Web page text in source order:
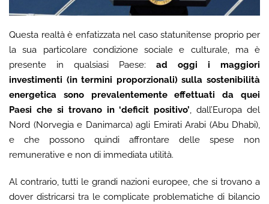
Questa realtà è enfatizzata nel caso statunitense proprio per
la sua particolare condizione sociale e culturale, ma è
presente in qualsiasi Paese: ad oggi i maggiori
investimenti (in termini proporzionali) sulla sostenibilità
energetica sono prevalentemente effettuati da quei
Paesi che si trovano in ‘deficit positivo’, dall’Europa del
Nord (Norvegia e Danimarca) agli Emirati Arabi (Abu Dhabi),
e che possono quindi affrontare delle spese non
remunerative e non di immediata utilità.
Al contrario, tutti le grandi nazioni europee, che si trovano a
dover districarsi tra le complicate problematiche di bilancio